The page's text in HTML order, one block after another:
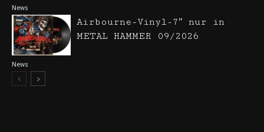
News
News
Airbourne-Vinyl-7″ nur in
METAL HAMMER 09/2026